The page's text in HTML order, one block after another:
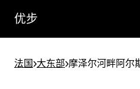
优步
法国>大东部>摩泽尔河畔阿尔